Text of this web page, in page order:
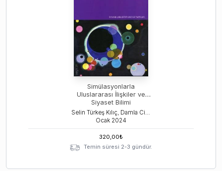
Simülasyonlarla
Uluslararası İlişkiler ve
Siyaset Bilimi
Selin Türkeş Kılıç, Damla Cihangir Tetik
Ocak 2024
320,00₺
Temin süresi 2-3 gündür.